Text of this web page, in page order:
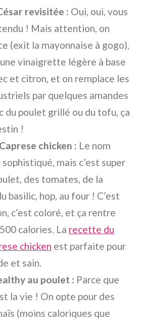
revisitée : Oui, oui, vous
! Mais attention, on
(exit la mayonnaise à gogo),
vinaigrette légère à base
et citron, et on remplace les
par quelques amandes
du poulet grillé ou du tofu, ça
!
chicken : Le nom
sophistiqué, mais c’est super
des tomates, de la
basilic, hop, au four ! C’est
c’est coloré, et ça rentre
calories. La recette du
chicken est parfaite pour
et sain.
au poulet : Parce que
la vie ! On opte pour des
(moins caloriques que